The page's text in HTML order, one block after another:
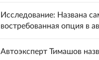
Исследование: Названа
востребованная опция в
Автоэксперт Тимашов